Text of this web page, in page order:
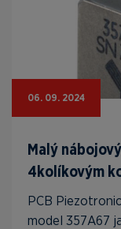
06. 09. 2024
Malý
4kolíkovým
PCB
model 357A67